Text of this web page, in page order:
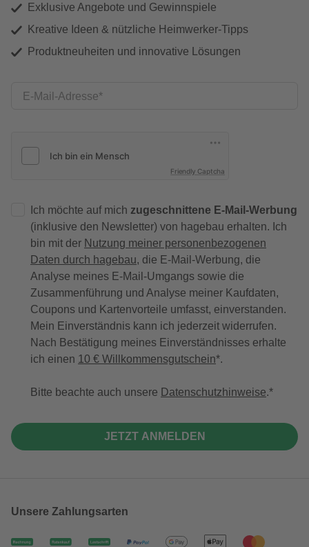
Exklusive Angebote und Gewinnspiele
Kreative Ideen & nützliche Heimwerker-Tipps
Produktneuheiten und innovative Lösungen
E-Mail-Adresse
Friendly Captcha
Ich möchte auf mich zugeschnittene E-Mail-Werbung
(inklusive den Newsletter) von hagebau erhalten. Ich
bin mit der Nutzung meiner personenbezogenen
Daten durch hagebau, die E-Mail-Werbung, die
Analyse meines E-Mail-Umgangs sowie die
Zusammenführung und Analyse meiner Kaufdaten,
Coupons und Kartenvorteile umfasst, einverstanden.
Mein Einverständnis kann ich jederzeit widerrufen.
Nach Bestätigung meines Einverständnisses erhalte
ich einen 10 € Willkommensgutschein*.
Bitte beachte auch unsere Datenschutzhinweise.
JETZT ANMELDEN
Unsere Zahlungsarten